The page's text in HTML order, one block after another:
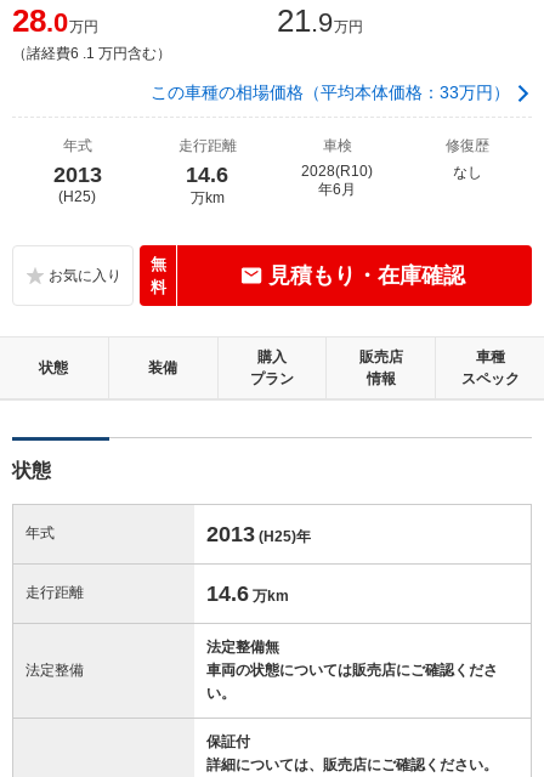
28.0万円
（諸経費6 .1 万円含む）
21.9万円
この車種の相場価格（平均本体価格：33万円）
年式
2013
(H25)
走行距離
14.6
万km
車検
2028(R10)
年6月
修復歴
なし
無
料
見積もり・在庫確認
状態 装備
購入
プラン
販売店
情報
車種
スペック
状態
年式 2013 (H25)年
走行距離 14.6 万km
法定整備
法定整備無
車両の状態については販売店にご確認くださ
い。
保証付
詳細については、販売店にご確認ください。